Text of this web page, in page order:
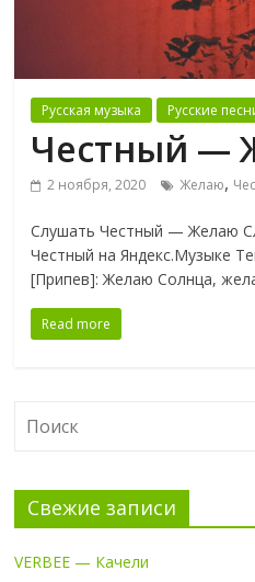
Русская музыка Русские
Честный —
2 ноября, 2020 Желаю,
Слушать Честный — Желаю
Честный на Яндекс.Музыке
[Припев]: Желаю Солнца,
Read more
Свежие записи
VERBEE — Качели